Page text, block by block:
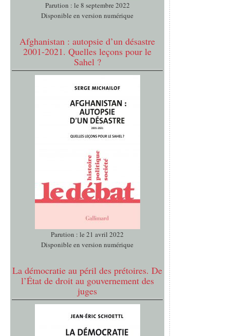
Parution : le 8 septembre 2022
Disponible en version numérique
Afghanistan : autopsie d’un désastre
2001-2021. Quelles leçons pour le
Sahel ?
Parution : le 21 avril 2022
Disponible en version numérique
La démocratie au péril des prétoires. De
l’État de droit au gouvernement des
juges